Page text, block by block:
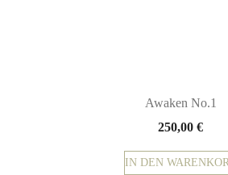
Awaken No.1
250,00 €
IN DEN